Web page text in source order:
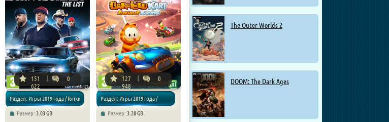
The Outer Worlds 2
DOOM: The Dark Ages
151
622
0
Раздел: Игры 2019 года / Гонки
Размер: 3.03 GB
127
948
0
Раздел: Игры 2019 года /
Размер: 3.20 GB